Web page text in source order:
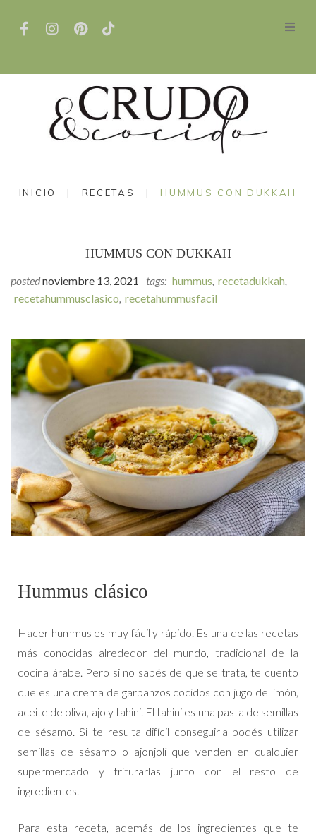
INICIO | RECETAS | HUMMUS CON DUKKAH
HUMMUS CON DUKKAH
postednoviembre 13, 2021 tags: hummus, recetadukkah,
recetahummusclasico, recetahummusfacil
Hummus clásico
Hacer hummus es muy fácil y rápido. Es una de las recetas
más conocidas alrededor del mundo, tradicional de la
cocina árabe. Pero si no sabés de que se trata, te cuento
que es una crema de garbanzos cocidos con jugo de limón,
aceite de oliva, ajo y tahini. El tahini es una pasta de semillas
de sésamo. Si te resulta difícil conseguirla podés utilizar
semillas de sésamo o ajonjolí que venden en cualquier
supermercado y triturarlas junto con el resto de
ingredientes.
Para esta receta, además de los ingredientes que te